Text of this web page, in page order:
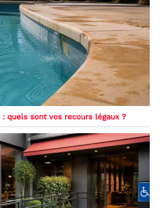
: quels sont vos recours légaux ?